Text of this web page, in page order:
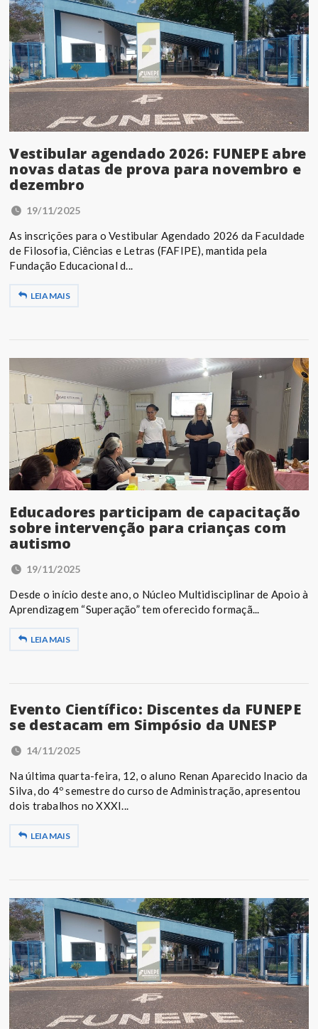
Vestibular agendado 2026: FUNEPE abre
novas datas de prova para novembro e
dezembro
19/11/2025
As inscrições para o Vestibular Agendado 2026 da Faculdade
de Filosofia, Ciências e Letras (FAFIPE), mantida pela
Fundação Educacional d...
LEIA MAIS
Educadores participam de capacitação
sobre intervenção para crianças com
autismo
19/11/2025
Desde o início deste ano, o Núcleo Multidisciplinar de Apoio à
Aprendizagem “Superação” tem oferecido formaçã...
LEIA MAIS
Evento Científico: Discentes da FUNEPE
se destacam em Simpósio da UNESP
14/11/2025
Na última quarta-feira, 12, o aluno Renan Aparecido Inacio da
Silva, do 4º semestre do curso de Administração, apresentou
dois trabalhos no XXXI...
LEIA MAIS